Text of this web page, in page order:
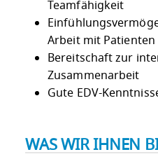
Teamfähigkeit
Arbeit mit Patienten
Bereitschaft zur
Zusammenarbeit
Gute EDV-
WAS WIR IHNEN